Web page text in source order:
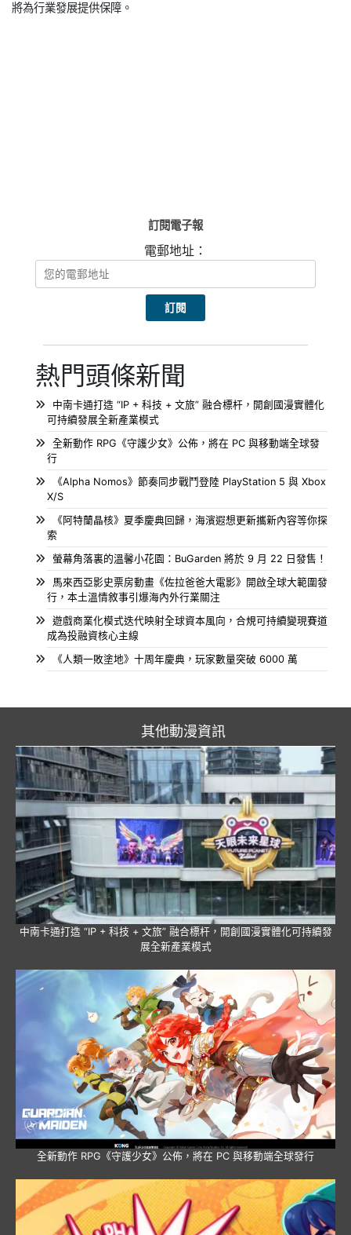
將為行業發展提供保障。
訂閱電子報
電郵地址：
熱門頭條新聞
中南卡通打造 “IP + 科技 + 文旅” 融合標杆，開創國漫實體化
可持續發展全新產業模式
全新動作 RPG《守護少女》公佈，將在 PC 與移動端全球發
行
《Alpha Nomos》節奏同步戰鬥登陸 PlayStation 5 與 Xbox
X/S
《阿特蘭晶核》夏季慶典回歸，海濱遐想更新攜新內容等你探
索
螢幕角落裏的溫馨小花園：BuGarden 將於 9 月 22 日發售！
馬來西亞影史票房動畫《佐拉爸爸大電影》開啟全球大範圍發
行，本土溫情敘事引爆海內外行業關注
遊戲商業化模式迭代映射全球資本風向，合規可持續變現賽道
成為投融資核心主線
《人類一敗塗地》十周年慶典，玩家數量突破 6000 萬
其他動漫資訊
中南卡通打造 “IP + 科技 + 文旅” 融合標杆，開創國漫實體化可持續發
展全新產業模式
全新動作 RPG《守護少女》公佈，將在 PC 與移動端全球發行